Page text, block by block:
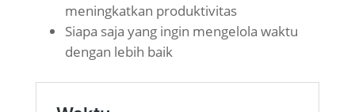
meningkatkan produktivitas
Siapa saja yang ingin mengelola waktu
dengan lebih baik